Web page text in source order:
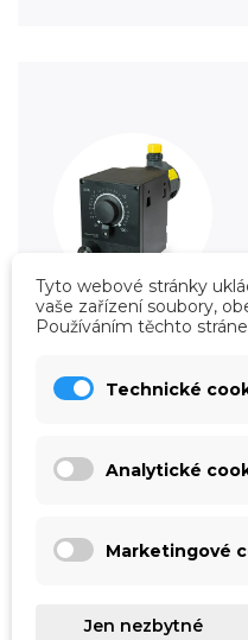
Prohlédnout
Tyto webové stránky
vaše zařízení soubory,
Používáním těchto
Technické
Analytické
Marketingové
Jen nezbytné